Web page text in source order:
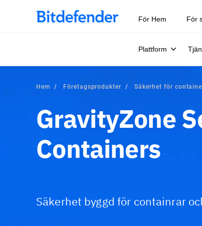
För Hem För
Plattform
Hem Företagsprodukter Säkerhet för
GravityZone
Containers
Säkerhet byggd för containrar